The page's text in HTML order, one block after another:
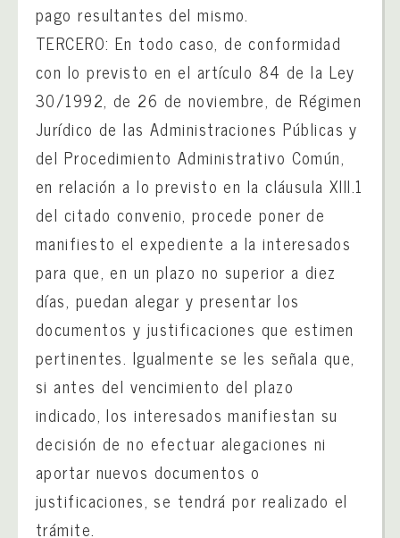
pago resultantes del mismo.
TERCERO: En todo caso, de conformidad
con lo previsto en el artículo 84 de la Ley
30/1992, de 26 de noviembre, de Régimen
Jurídico de las Administraciones Públicas y
del Procedimiento Administrativo Común,
en relación a lo previsto en la cláusula XIII.1
del citado convenio, procede poner de
manifiesto el expediente a la interesados
para que, en un plazo no superior a diez
días, puedan alegar y presentar los
documentos y justificaciones que estimen
pertinentes. Igualmente se les señala que,
si antes del vencimiento del plazo
indicado, los interesados manifiestan su
decisión de no efectuar alegaciones ni
aportar nuevos documentos o
justificaciones, se tendrá por realizado el
trámite.